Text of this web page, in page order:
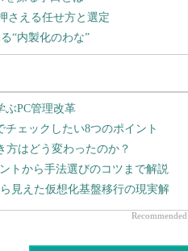
ぶPC管理改革
ェックしたい8つのポイント
はどう変わったのか？
トから手法選びのコツまで解説
見えた仮想化基盤移行の現実解